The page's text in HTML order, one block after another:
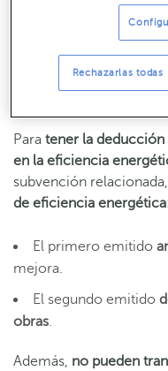
eficiencia energética,
mejoras que se están
Para tener la deducción
en la eficiencia
subvención
de eficiencia energética:
El primero emitido
mejora.
El segundo emitido
obras.
Además, no pueden
Rechazarlas todas